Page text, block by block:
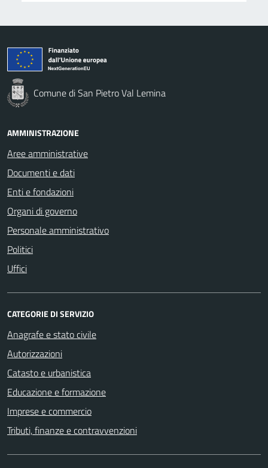
Comune di San Pietro Val Lemina
AMMINISTRAZIONE
Aree amministrative
Documenti e dati
Enti e fondazioni
Organi di governo
Personale amministrativo
Politici
Uffici
CATEGORIE DI SERVIZIO
Anagrafe e stato civile
Autorizzazioni
Catasto e urbanistica
Educazione e formazione
Imprese e commercio
Tributi, finanze e contravvenzioni